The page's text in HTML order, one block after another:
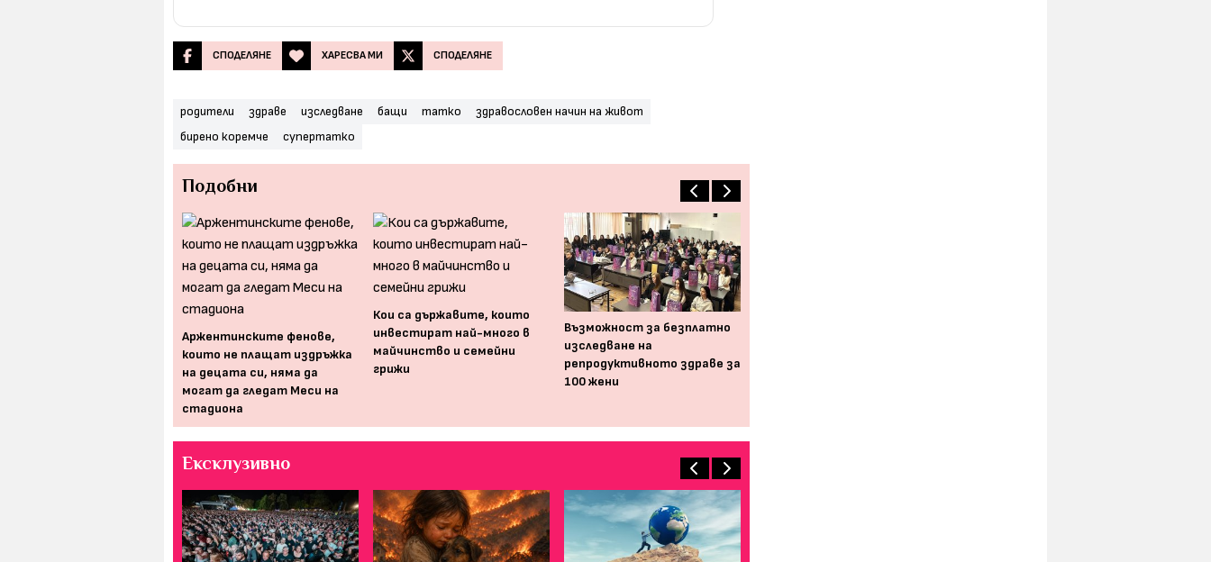
СПОДЕЛЯНЕ ХАРЕСВА МИ СПОДЕЛЯНЕ
родители здраве изследване бащи татко
здравословен начин на живот
бирено коремче
супертатко
Подобни
Аржентинските фенове,
които не плащат издръжка
на децата си, няма да
могат да гледат Меси на
стадиона
Кои са държавите, които
инвестират най-много в
майчинство и семейни
грижи
Възможност за безплатно
изследване на
репродуктивното здраве за
100 жени
Ексклузивно